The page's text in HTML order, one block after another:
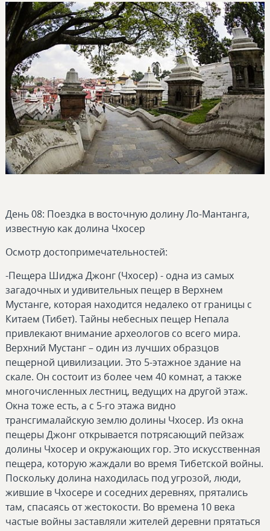
День 08: Поездка в восточную долину Ло-Мантанга,
известную как долина Чхосер
Осмотр достопримечательностей:
-Пещера Шиджа Джонг (Чхосер) - одна из самых
загадочных и удивительных пещер в Верхнем
Мустанге, которая находится недалеко от границы с
Китаем (Тибет). Тайны небесных пещер Непала
привлекают внимание археологов со всего мира.
Верхний Мустанг – один из лучших образцов
пещерной цивилизации. Это 5-этажное здание на
скале. Он состоит из более чем 40 комнат, а также
многочисленных лестниц, ведущих на другой этаж.
Окна тоже есть, а с 5-го этажа видно
трансгималайскую землю долины Чхосер. Из окна
пещеры Джонг открывается потрясающий пейзаж
долины Чхосер и окружающих гор. Это искусственная
пещера, которую жаждали во время Тибетской войны.
Поскольку долина находилась под угрозой, люди,
жившие в Чхосере и соседних деревнях, прятались
там, спасаясь от жестокости. Во времена 10 века
частые войны заставляли жителей деревни прятаться